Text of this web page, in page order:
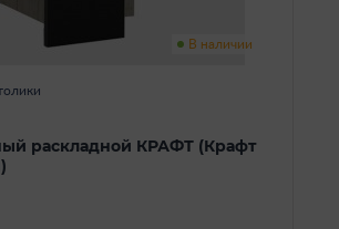
В наличии
раскладной КРАФТ (Крафт